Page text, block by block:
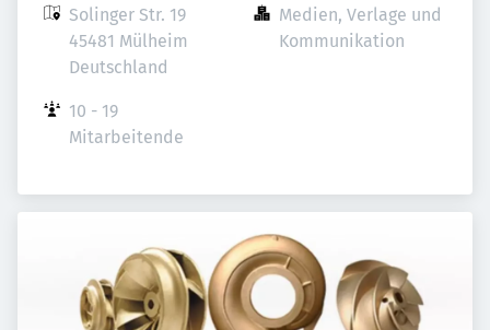
Solinger Str. 19
45481 Mülheim
Deutschland
Medien, Verlage und
Kommunikation
10 - 19
Mitarbeitende